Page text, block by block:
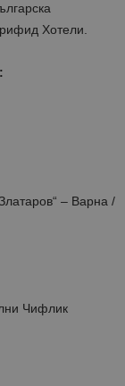
Хотели.
– Варна /
Чифлик